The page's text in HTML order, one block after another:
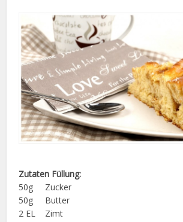
Zutaten Füllung:
50g Zucker
50g Butter
2 EL Zimt